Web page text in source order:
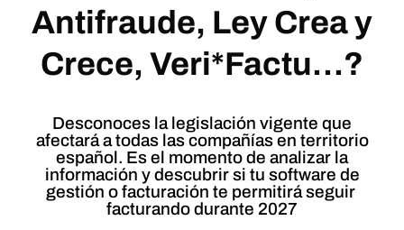
Antifraude, Ley Crea y
Crece, Veri*Factu…?
Desconoces la legislación vigente que
afectará a todas las compañías en territorio
español. Es el momento de analizar la
información y descubrir si tu software de
gestión o facturación te permitirá seguir
facturando durante 2027